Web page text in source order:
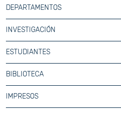
DEPARTAMENTOS
INVESTIGACIÓN
ESTUDIANTES
BIBLIOTECA
IMPRESOS